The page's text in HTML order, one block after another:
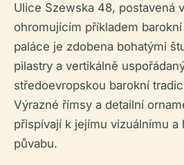
Ulice Szewska 48, postavená
ohromujícím příkladem
paláce je zdobena bohatými
pilastry a vertikálně
středoevropskou barokní
Výrazné římsy a detailní
přispívají k jejímu vizuálnímu a
půvabu.